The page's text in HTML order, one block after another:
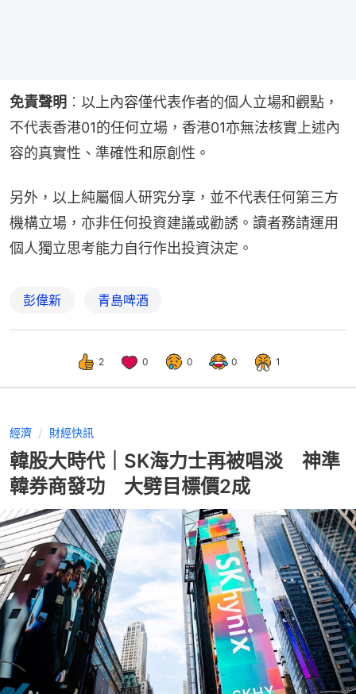
免責聲明 ︰以上內容僅代表作者的個人立場和觀點，
不代表香港01的任何立場，香港01亦無法核實上述內
容的真實性、準確性和原創性。
另外，以上純屬個人研究分享，並不代表任何第三方
機構立場，亦非任何投資建議或勸誘。讀者務請運用
個人獨立思考能力自行作出投資決定。
彭偉新 青島啤酒
2 0 0 0 1
經濟 財經快訊
韓股大時代｜SK海力士再被唱淡 神準
韓券商發功 大劈目標價2成